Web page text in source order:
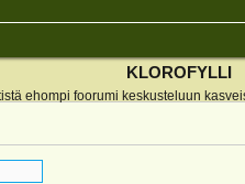
KLOROFYLLI
ehompi foorumi keskusteluun